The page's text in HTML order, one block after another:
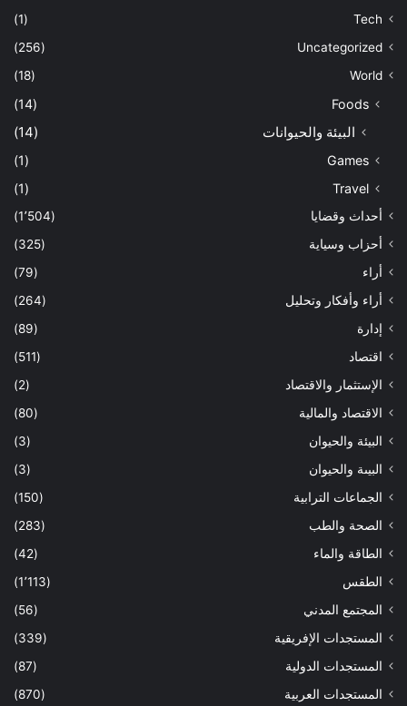
Tech
(1)
Uncategorized
(256)
World
(18)
Foods
(14)
البيئة والحيوانات (14)
Games
(1)
Travel
(1)
أحداث وقضايا
(1٬504)
أحزاب وسياية
(325)
أراء
(79)
أراء وأفكار وتحليل
(264)
إدارة
(89)
اقتصاد
(511)
الإستثمار والاقتصاد
(2)
الاقتصاد والمالية
(80)
البيئة والحيوان
(3)
البيىة والحيوان
(3)
الجماعات الترابية
(150)
الصحة والطب
(283)
الطاقة والماء
(42)
الطقس
(1٬113)
المجتمع المدني
(56)
المستجدات الإفريقية
(339)
المستجدات الدولية
(87)
المستجدات العربية
(870)